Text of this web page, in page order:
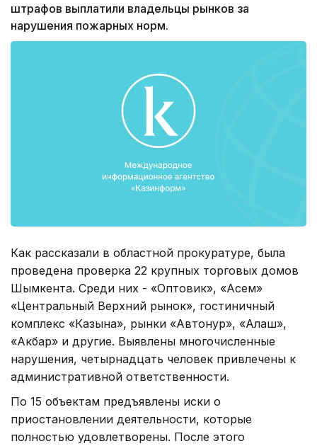
штрафов выплатили владельцы рынков за
нарушения пожарных норм.
Как рассказали в областной прокуратуре, была
проведена проверка 22 крупных торговых домов
Шымкента. Среди них - «Оптовик», «Асем»
«Центральный Верхний рынок», гостиничный
комплекс «Казына», рынки «Автонур», «Алаш»,
«Акбар» и другие. Выявлены многочисленные
нарушения, четырнадцать человек привлечены к
административной ответственности.
По 15 объектам предъявлены иски о
приостановлении деятельности, которые
полностью удовлетворены. После этого